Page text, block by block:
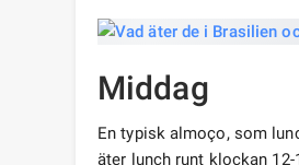
Middag
En typisk almoço, som
äter lunch runt klockan